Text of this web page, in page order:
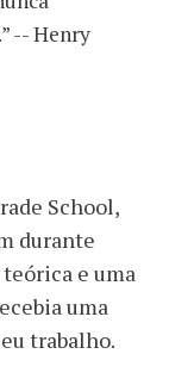
-- Henry
School,
durante
e uma
uma
trabalho.